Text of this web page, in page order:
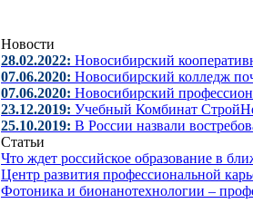
Новости
28.02.2022: Новосибирский
07.06.2020: Новосибирский колледж
07.06.2020: Новосибирский
23.12.2019: Учебный Комбинат
25.10.2019: В России назвали
Статьи
Что ждет российское образование в
Центр развития профессиональной
Фотоника и бионанотехнологии –